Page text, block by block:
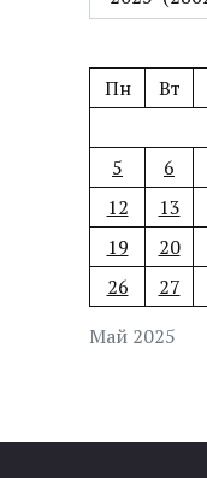
Май 2025
Пн Вт
5
6
12
13
19
20
26
27